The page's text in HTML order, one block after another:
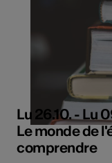
Lu 26.10. - Lu
Le monde de
comprendre